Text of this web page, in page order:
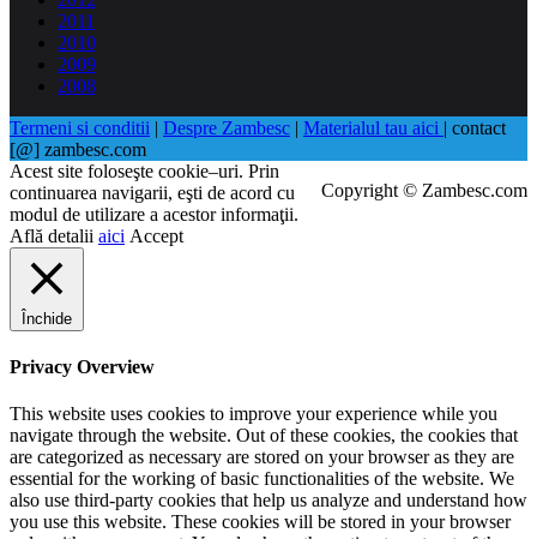
2011
2010
2009
2008
Termeni si conditii | Despre Zambesc | Materialul tau aici | contact
[@] zambesc.com
Copyright © Zambesc.com
Acest site foloseşte cookie–uri. Prin
continuarea navigarii, eşti de acord cu
modul de utilizare a acestor informaţii.
Află detalii aici Accept
Închide
Privacy Overview
This website uses cookies to improve your experience while you
navigate through the website. Out of these cookies, the cookies that
are categorized as necessary are stored on your browser as they are
essential for the working of basic functionalities of the website. We
also use third-party cookies that help us analyze and understand how
you use this website. These cookies will be stored in your browser